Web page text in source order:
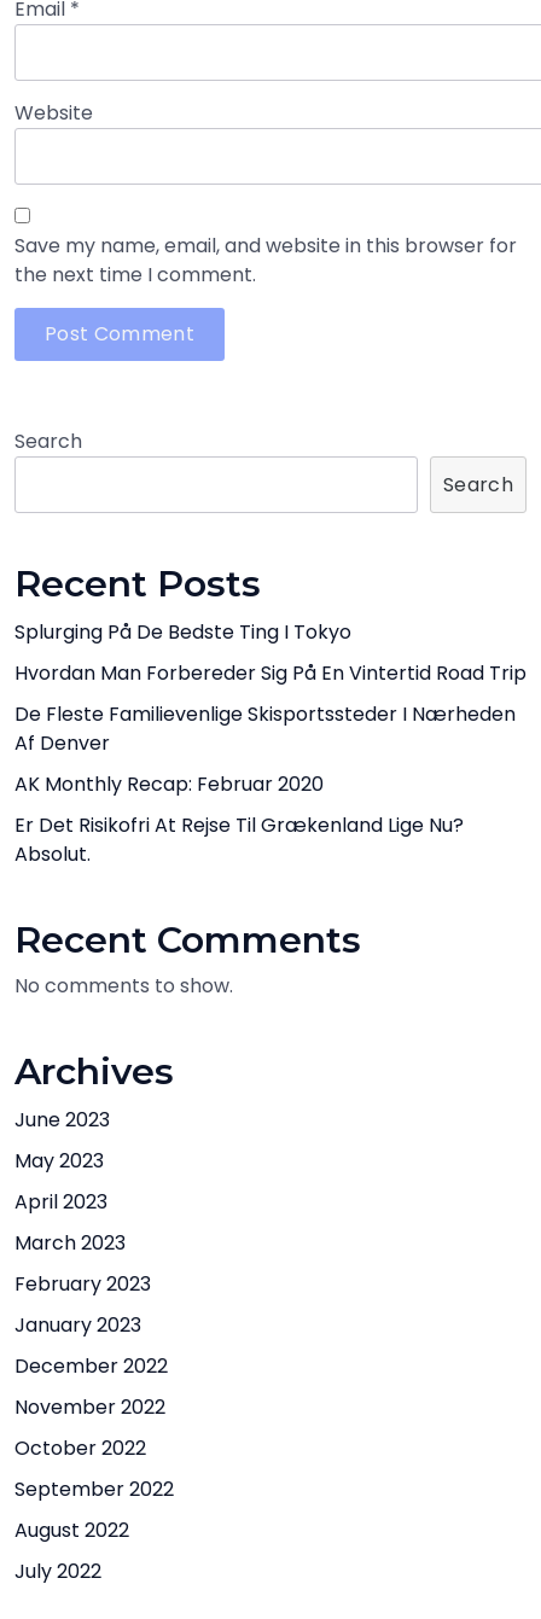
Email *
Website
Save my name, email, and website in this browser for
the next time I comment.
Search
Search
Recent Posts
Splurging På De Bedste Ting I Tokyo
Hvordan Man Forbereder Sig På En Vintertid Road Trip
De Fleste Familievenlige Skisportssteder I Nærheden
Af Denver
AK Monthly Recap: Februar 2020
Er Det Risikofri At Rejse Til Grækenland Lige Nu?
Absolut.
Recent Comments
No comments to show.
Archives
June 2023
May 2023
April 2023
March 2023
February 2023
January 2023
December 2022
November 2022
October 2022
September 2022
August 2022
July 2022